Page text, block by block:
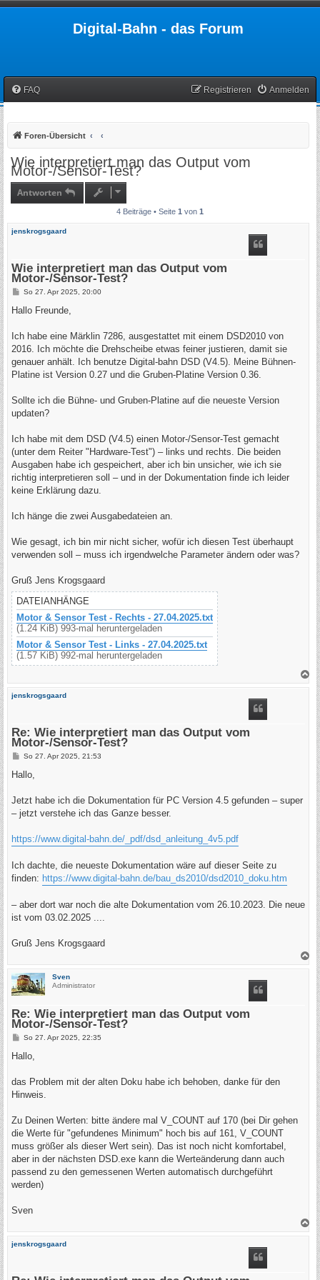
Digital-Bahn - das Forum
FAQ Anmelden
Registrieren
Foren-Übersicht
Wie interpretiert man das Output vom
Motor-/Sensor-Test?
Antworten
4 Beiträge • Seite 1 von 1
jenskrogsgaard
Wie interpretiert man das Output vom
Motor-/Sensor-Test?
B
i
a
So 27. Apr 2025, 20:00
Hallo Freunde,
Ich habe eine Märklin 7286, ausgestattet mit einem DSD2010 von
2016. Ich möchte die Drehscheibe etwas feiner justieren, damit sie
genauer anhält. Ich benutze Digital-bahn DSD (V4.5). Meine Bühnen-
Platine ist Version 0.27 und die Gruben-Platine Version 0.36.
Sollte ich die Bühne- und Gruben-Platine auf die neueste Version
updaten?
Ich habe mit dem DSD (V4.5) einen Motor-/Sensor-Test gemacht
(unter dem Reiter "Hardware-Test") – links und rechts. Die beiden
Ausgaben habe ich gespeichert, aber ich bin unsicher, wie ich sie
richtig interpretieren soll – und in der Dokumentation finde ich leider
keine Erklärung dazu.
Ich hänge die zwei Ausgabedateien an.
Wie gesagt, ich bin mir nicht sicher, wofür ich diesen Test überhaupt
verwenden soll – muss ich irgendwelche Parameter ändern oder was?
Gruß Jens Krogsgaard
DATEIANHÄNGE
Motor & Sensor Test - Rechts - 27.04.2025.txt
(1.24 KiB) 993-mal heruntergeladen
Motor & Sensor Test - Links - 27.04.2025.txt
(1.57 KiB) 992-mal heruntergeladen
N
jenskrogsgaard
Re: Wie interpretiert man das Output vom
Motor-/Sensor-Test?
B
i
a
So 27. Apr 2025, 21:53
Hallo,
Jetzt habe ich die Dokumentation für PC Version 4.5 gefunden – super
– jetzt verstehe ich das Ganze besser.
https://www.digital-bahn.de/_pdf/dsd_anleitung_4v5.pdf
Ich dachte, die neueste Dokumentation wäre auf dieser Seite zu
finden: https://www.digital-bahn.de/bau_ds2010/dsd2010_doku.htm
– aber dort war noch die alte Dokumentation vom 26.10.2023. Die neue
ist vom 03.02.2025 ....
Gruß Jens Krogsgaard
N
Sven
Administrator
Re: Wie interpretiert man das Output vom
Motor-/Sensor-Test?
B
i
a
So 27. Apr 2025, 22:35
Hallo,
das Problem mit der alten Doku habe ich behoben, danke für den
Hinweis.
Zu Deinen Werten: bitte ändere mal V_COUNT auf 170 (bei Dir gehen
die Werte für "gefundenes Minimum" hoch bis auf 161, V_COUNT
muss größer als dieser Wert sein). Das ist noch nicht komfortabel,
aber in der nächsten DSD.exe kann die Werteänderung dann auch
passend zu den gemessenen Werten automatisch durchgeführt
werden)
Sven
N
jenskrogsgaard